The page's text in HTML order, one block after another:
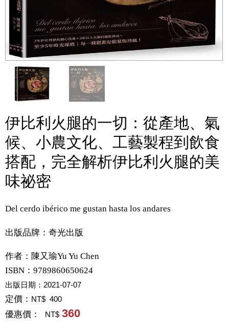
伊比利火腿的一切：從產地、氣
候、小農文化、工藝製程到飲食
搭配，完全解析伊比利火腿的美
味祕密
Del cerdo ibérico me gustan hasta los andares
出版品牌：奇光出版
作者： 陳又瑜Yu Yu Chen
ISBN：9789860650624
出版日期： 2021-07-07
定價： NT$ 400
優惠價： NT$ 360